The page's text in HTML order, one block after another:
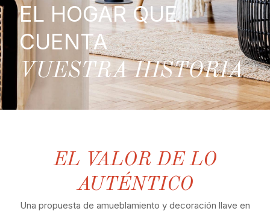
EL HOGAR QUE
CUENTA
VUESTRA HISTORIA
EL VALOR DE LO
AUTÉNTICO
Una propuesta de amueblamiento y decoración llave en